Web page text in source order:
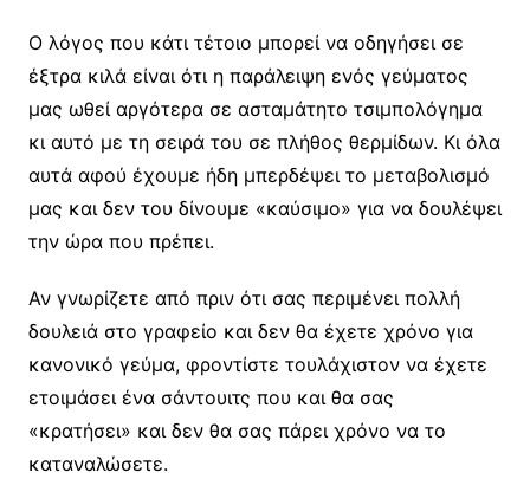
Ο λόγος που κάτι τέτοιο μπορεί να οδηγήσει σε
έξτρα κιλά είναι ότι η παράλειψη ενός γεύματος
μας ωθεί αργότερα σε ασταμάτητο τσιμπολόγημα
κι αυτό με τη σειρά του σε πλήθος θερμίδων. Κι όλα
αυτά αφού έχουμε ήδη μπερδέψει το μεταβολισμό
μας και δεν του δίνουμε «καύσιμο» για να δουλέψει
την ώρα που πρέπει.
Αν γνωρίζετε από πριν ότι σας περιμένει πολλή
δουλειά στο γραφείο και δεν θα έχετε χρόνο για
κανονικό γεύμα, φροντίστε τουλάχιστον να έχετε
ετοιμάσει ένα σάντουιτς που και θα σας
«κρατήσει» και δεν θα σας πάρει χρόνο να το
καταναλώσετε.